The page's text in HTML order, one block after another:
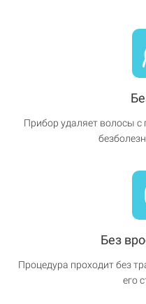
Прибор удаляет волосы
Без
Процедура проходит без
его